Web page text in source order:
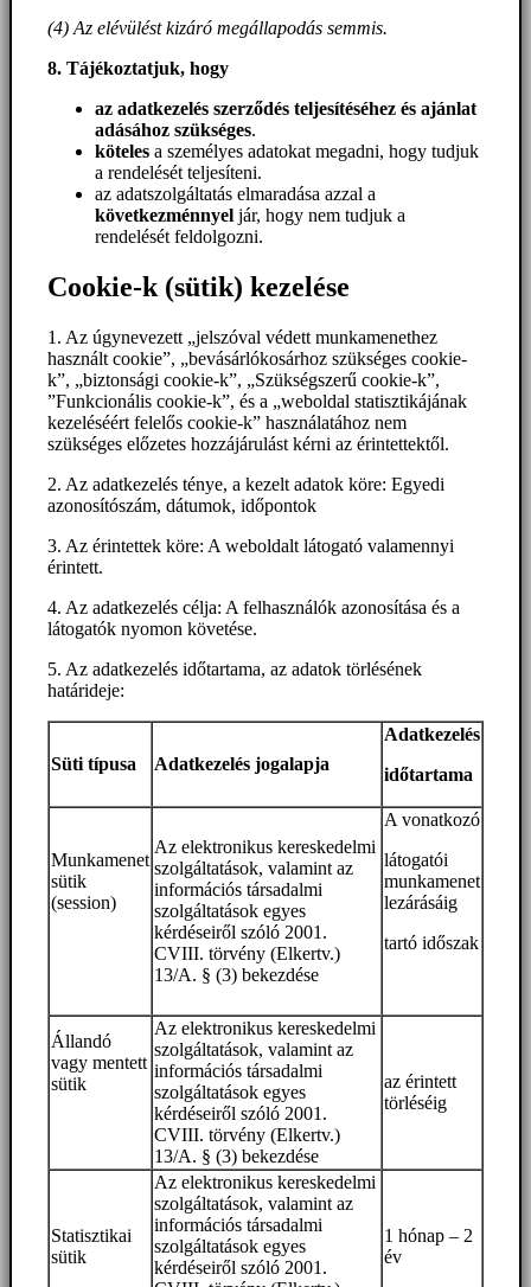
(4) Az elévülést kizáró megállapodás semmis.
8. Tájékoztatjuk, hogy
az adatkezelés szerződés teljesítéséhez és ajánlat
adásához szükséges.
köteles a személyes adatokat megadni, hogy tudjuk
a rendelését teljesíteni.
az adatszolgáltatás elmaradása azzal a
következménnyel jár, hogy nem tudjuk a
rendelését feldolgozni.
Cookie-k (sütik) kezelése
1. Az úgynevezett „jelszóval védett munkamenethez
használt cookie”, „bevásárlókosárhoz szükséges cookie-
k”, „biztonsági cookie-k”, „Szükségszerű cookie-k”,
”Funkcionális cookie-k”, és a „weboldal statisztikájának
kezeléséért felelős cookie-k” használatához nem
szükséges előzetes hozzájárulást kérni az érintettektől.
2. Az adatkezelés ténye, a kezelt adatok köre: Egyedi
azonosítószám, dátumok, időpontok
3. Az érintettek köre: A weboldalt látogató valamennyi
érintett.
4. Az adatkezelés célja: A felhasználók azonosítása és a
látogatók nyomon követése.
5. Az adatkezelés időtartama, az adatok törlésének
határideje:
Süti típusa Adatkezelés jogalapja
Adatkezelés
időtartama
Munkamenet
sütik
(session)
Az elektronikus kereskedelmi
szolgáltatások, valamint az
információs társadalmi
szolgáltatások egyes
kérdéseiről szóló 2001.
CVIII. törvény (Elkertv.)
13/A. § (3) bekezdése
A vonatkozó
látogatói
munkamenet
lezárásáig
tartó időszak
Állandó
vagy mentett
sütik
Az elektronikus kereskedelmi
szolgáltatások, valamint az
információs társadalmi
szolgáltatások egyes
kérdéseiről szóló 2001.
CVIII. törvény (Elkertv.)
13/A. § (3) bekezdése
az érintett
törléséig
Statisztikai
sütik
Az elektronikus kereskedelmi
szolgáltatások, valamint az
információs társadalmi
szolgáltatások egyes
kérdéseiről szóló 2001.
1 hónap – 2
év